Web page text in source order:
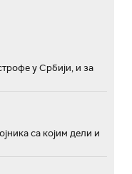
у Србији, и за
са којим дели и